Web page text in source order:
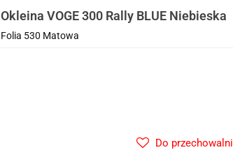
Okleina VOGE 300 Rally BLUE Niebieska
Folia 530 Matowa
Do przechowalni